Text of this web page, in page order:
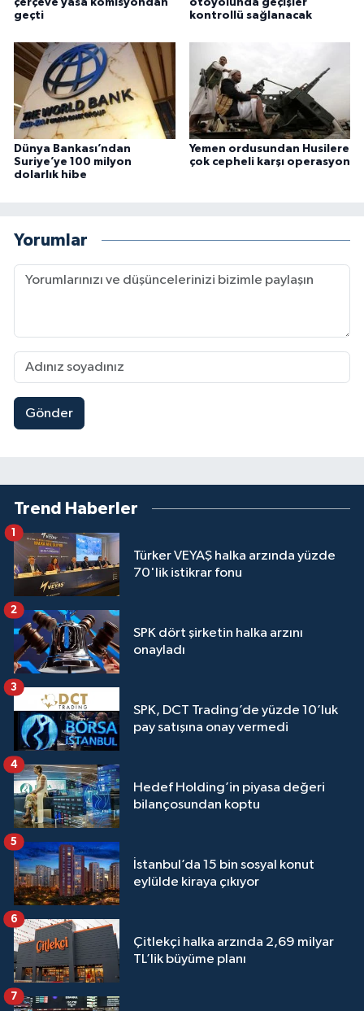
geçti
kontrollü sağlanacak
Dünya Bankası’ndan
Suriye’ye 100 milyon
dolarlık hibe
Yemen ordusundan Husilere
çok cepheli karşı operasyon
Yorumlar
Gönder
Trend Haberler
Türker VEYAŞ halka arzında yüzde
70'lik istikrar fonu
1
SPK dört şirketin halka arzını
onayladı
2
SPK, DCT Trading’de yüzde 10’luk
pay satışına onay vermedi
3
Hedef Holding’in piyasa değeri
bilançosundan koptu
4
İstanbul’da 15 bin sosyal konut
eylülde kiraya çıkıyor
5
Çitlekçi halka arzında 2,69 milyar
TL’lik büyüme planı
6
7